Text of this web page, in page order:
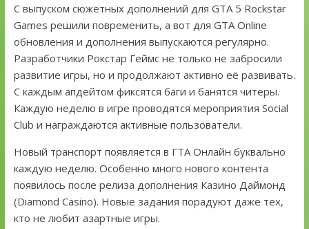
С выпуском сюжетных дополнений для GTA 5 Rockstar
Games решили повременить, а вот для GTA Online
обновления и дополнения выпускаются регулярно.
Разработчики Рокстар Геймс не только не забросили
развитие игры, но и продолжают активно её развивать.
С каждым апдейтом фиксятся баги и банятся читеры.
Каждую неделю в игре проводятся мероприятия Social
Club и награждаются активные пользователи.
Новый транспорт появляется в ГТА Онлайн буквально
каждую неделю. Особенно много нового контента
появилось после релиза дополнения Казино Даймонд
(Diamond Casino). Новые задания порадуют даже тех,
кто не любит азартные игры.